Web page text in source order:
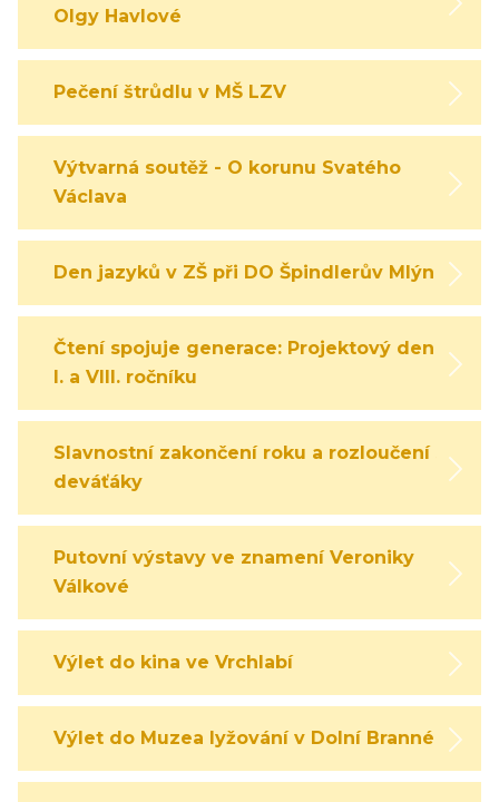
Olgy Havlové
Pečení štrůdlu v MŠ LZV
Výtvarná soutěž - O korunu Svatého
Václava
Den jazyků v ZŠ při DO Špindlerův Mlýn
Čtení spojuje generace: Projektový den
I. a VIII. ročníku
Slavnostní zakončení roku a rozloučení s
deváťáky
Putovní výstavy ve znamení Veroniky
Válkové
Výlet do kina ve Vrchlabí
Výlet do Muzea lyžování v Dolní Branné